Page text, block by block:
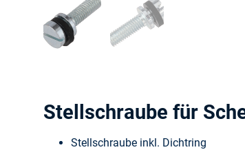
Stellschraube für
Stellschraube inkl. Dichtring